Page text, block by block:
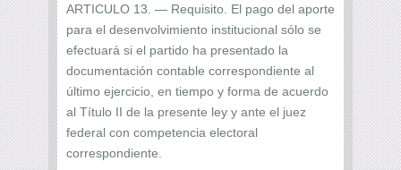
ARTICULO 13. — Requisito. El pago del aporte
para el desenvolvimiento institucional sólo se
efectuará si el partido ha presentado la
documentación contable correspondiente al
último ejercicio, en tiempo y forma de acuerdo
al Título II de la presente ley y ante el juez
federal con competencia electoral
correspondiente.